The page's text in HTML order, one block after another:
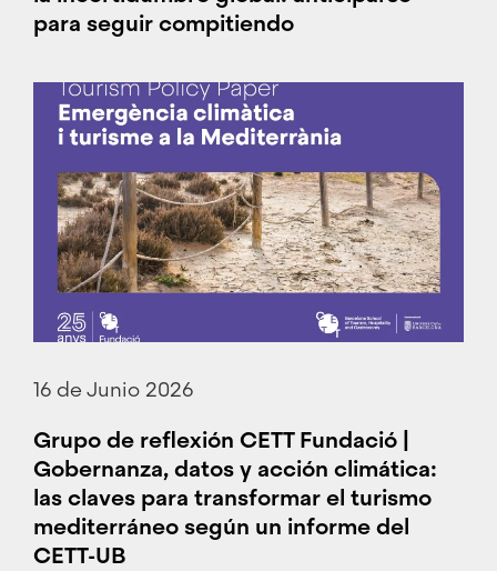
para seguir compitiendo
16 de Junio 2026
Grupo de reflexión CETT Fundació |
Gobernanza, datos y acción climática:
las claves para transformar el turismo
mediterráneo según un informe del
CETT-UB